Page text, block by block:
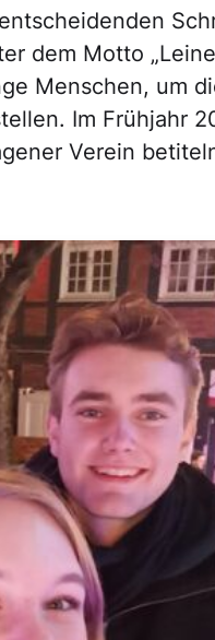
dem Motto
Menschen, um
Im Frühjahr
Verein